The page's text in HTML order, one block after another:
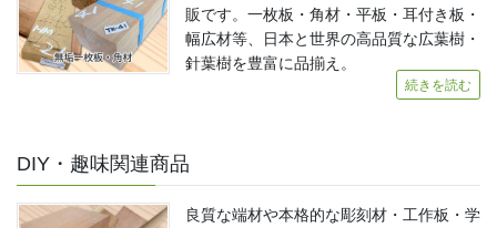
販です。一枚板・角材・平板・耳付き板・
幅広材等、日本と世界の高品質な広葉樹・
針葉樹を豊富に品揃え。
続きを読む
DIY・趣味関連商品
良質な端材や本格的な彫刻材・工作板・学